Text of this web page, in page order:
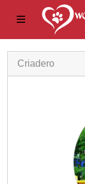
Criadero